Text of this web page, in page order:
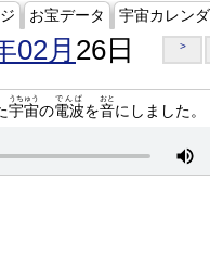
お宝データ 宇宙カレン
02月 26日 >
宇宙
うちゅう
の電波
でんぱ
を音
おと
にしました。